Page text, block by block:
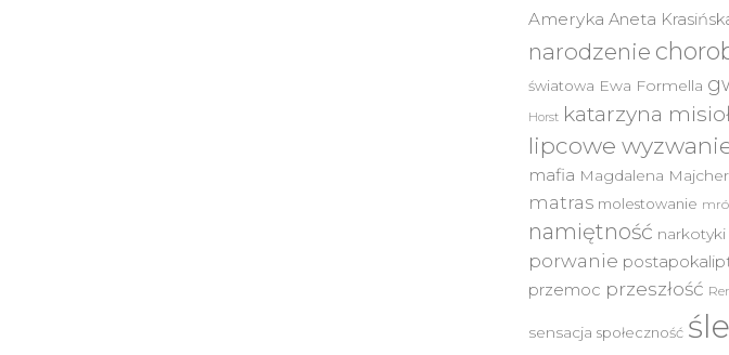
Ameryka Aneta
narodzenie
światowa Ewa Formella
Horst katarzyna
lipcowe
mafia Magdalena Majcher
matras molestowanie
namiętność narkotyki
porwanie
przemoc przeszłość
sensacja społeczność